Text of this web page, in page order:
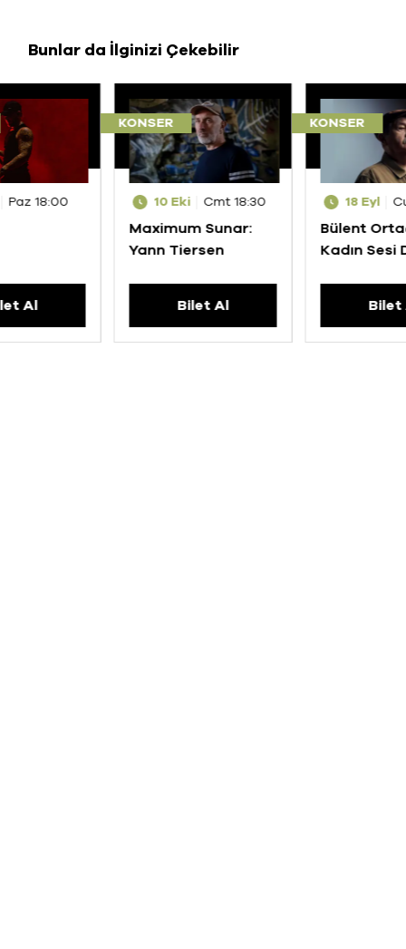
Bunlar da İlginizi Çekebilir
Paz 18:00
Al
KONSER
10 Eki Cmt 18:30
Maximum Sunar:
Yann Tiersen
Bilet Al
KONSER
18 Eyl
Bülent
Kadın Sesi
Bilet